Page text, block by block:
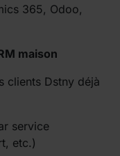
365, Odoo,
maison
clients Dstny déjà
service
etc.)